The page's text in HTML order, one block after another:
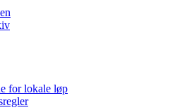
for lokale løp